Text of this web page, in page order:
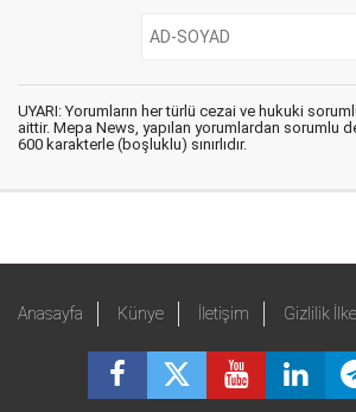
UYARI: Yorumların her türlü cezai ve hukuki
aittir. Mepa News, yapılan yorumlardan sorumlu
600 karakterle (boşluklu) sınırlıdır.
Anasayfa Künye İletişim Gizlilik